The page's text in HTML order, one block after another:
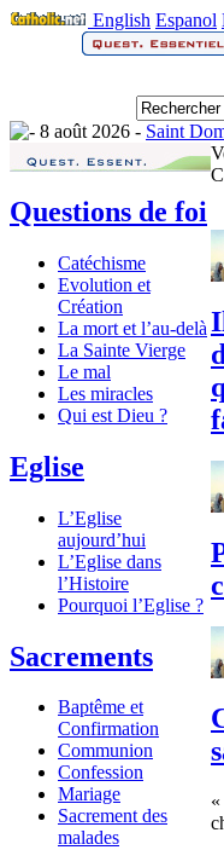
English Espanol
8 août 2026 - Saint
Questions de foi
Catéchisme
Evolution et
Création
La mort et l’au-delà
La Sainte Vierge
Le mal
Les miracles
Qui est Dieu ?
Eglise
L’Eglise
aujourd’hui
L’Eglise dans
l’Histoire
Pourquoi l’Eglise ?
Sacrements
Baptême et
Confirmation
Communion
Confession
Mariage
Sacrement des
malades